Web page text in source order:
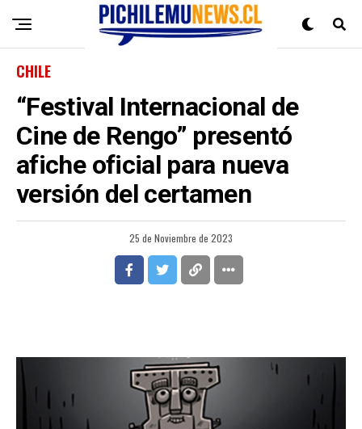
CHILE
“Festival Internacional de
Cine de Rengo” presentó
afiche oficial para nueva
versión del certamen
25 de Noviembre de 2023